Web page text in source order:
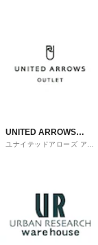
UNITED ARROWS
OUTLET
ユナイテッドアローズ アウ